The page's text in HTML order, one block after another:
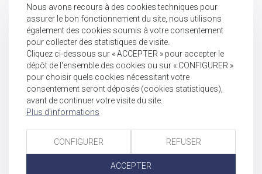
Nous avons recours à des cookies techniques pour
assurer le bon fonctionnement du site, nous utilisons
également des cookies soumis à votre consentement
pour collecter des statistiques de visite.
Cliquez ci-dessous sur « ACCEPTER » pour accepter le
dépôt de l'ensemble des cookies ou sur « CONFIGURER »
pour choisir quels cookies nécessitant votre
consentement seront déposés (cookies statistiques),
avant de continuer votre visite du site.
Plus d'informations
CONFIGURER REFUSER
ACCEPTER